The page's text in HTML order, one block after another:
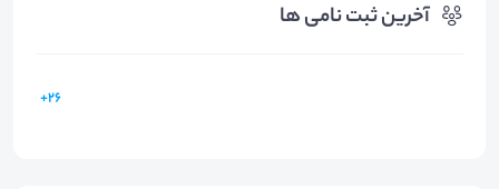
آخرین ثبت نامی ها
26+